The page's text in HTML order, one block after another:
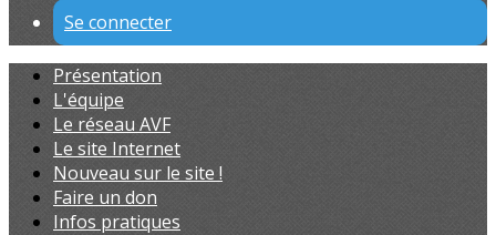
Se connecter
Présentation
L'équipe
Le réseau AVF
Le site Internet
Nouveau sur le site !
Faire un don
Infos pratiques